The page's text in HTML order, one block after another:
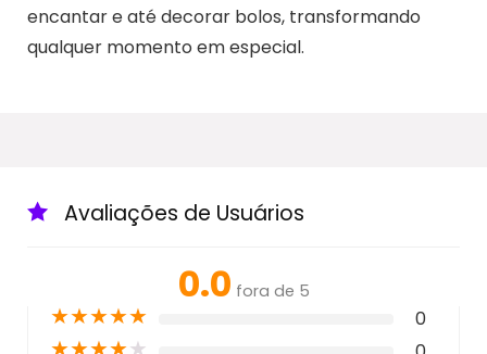
encantar e até decorar bolos, transformando
qualquer momento em especial.
Avaliações de Usuários
0.0 fora de 5
★★★★★ 0